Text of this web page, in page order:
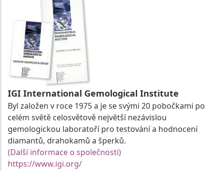
IGI International Gemological Institute
Byl založen v roce 1975 a je se svými 20 pobočkami po
celém světě celosvětově největší nezávislou
gemologickou laboratoří pro testování a hodnocení
diamantů, drahokamů a šperků.
(Další informace o společnosti)
https://www.igi.org/